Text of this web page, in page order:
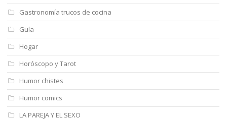
Gastronomía trucos de cocina
Guía
Hogar
Horóscopo y Tarot
Humor chistes
Humor comics
LA PAREJA Y EL SEXO